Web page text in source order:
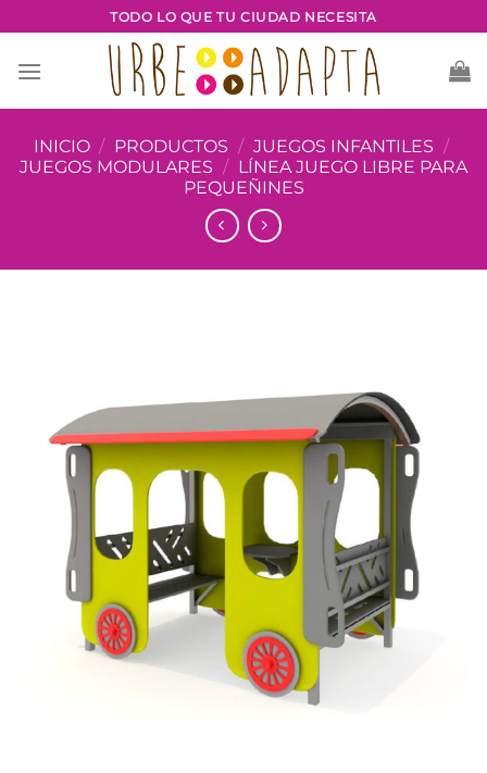
al
contenido
TODO LO QUE TU CIUDAD NECESITA
INICIO / PRODUCTOS / JUEGOS INFANTILES /
JUEGOS MODULARES / LÍNEA JUEGO LIBRE PARA
PEQUEÑINES